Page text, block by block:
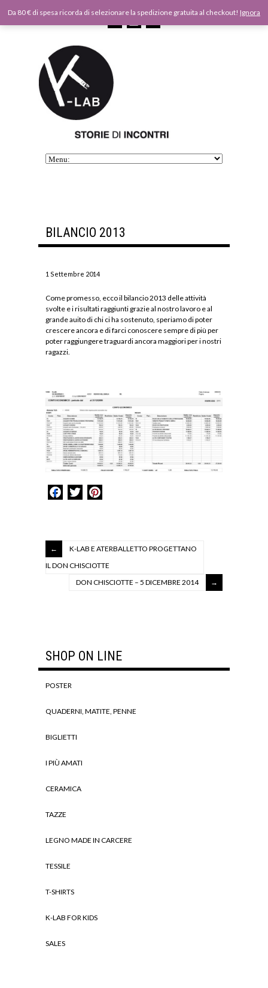
BILANCIO 2013
1 Settembre 2014
Come promesso, ecco il bilancio 2013 delle attività
svolte e i risultati raggiunti grazie al nostro lavoro e al
grande auito di chi ci ha sostenuto, speriamo di poter
crescere ancora e di farci conoscere sempre di più per
poter raggiungere traguardi ancora maggiori per i nostri
ragazzi.
Facebook
Twitter
K-LAB E ATERBALLETTO PROGETTANO
IL DON CHISCIOTTE
DON CHISCIOTTE – 5 DICEMBRE 2014
SHOP ON LINE
POSTER
QUADERNI, MATITE, PENNE
BIGLIETTI
I PIÙ AMATI
CERAMICA
TAZZE
LEGNO MADE IN CARCERE
TESSILE
T-SHIRTS
K-LAB FOR KIDS
SALES
Da 80 € di spesa ricorda di selezionare la spedizione gratuita al checkout! Ignora